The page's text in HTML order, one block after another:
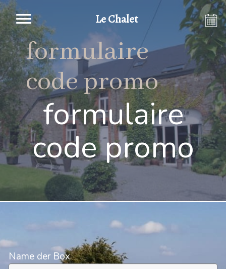
Le Chalet
formulaire
code promo
formulaire
code promo
Name der Box